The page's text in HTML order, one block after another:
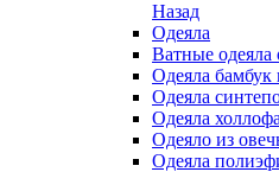
Назад
Одеяла
Ватные одеяла
Одеяла бамбук
Одеяла
Одеяла
Одеяло из
Одеяла